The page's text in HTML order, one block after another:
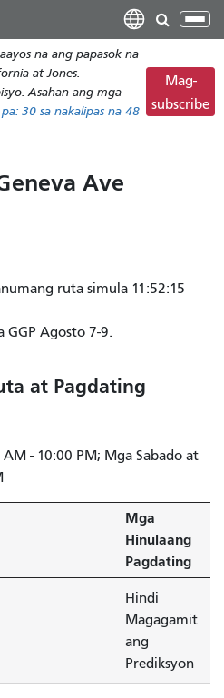
pangunahing
nilalaman
I-
ang
na ang papasok na
at Jones.
Asahan ang mga
30 sa nakalipas na 48
Mag-
subscribe
Ave
ruta simula 11:52:15
GGP Agosto 7-9.
at Pagdating
- 10:00 PM; Mga Sabado at
Mga
Hinulaang
Pagdating
Hindi
Magagamit
ang
Prediksyon